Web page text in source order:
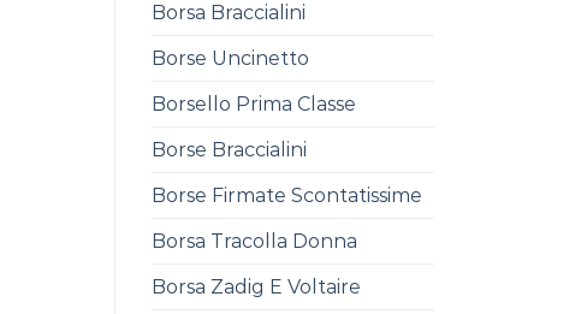
Borsa Braccialini
Borse Uncinetto
Borsello Prima Classe
Borse Braccialini
Borse Firmate Scontatissime
Borsa Tracolla Donna
Borsa Zadig E Voltaire